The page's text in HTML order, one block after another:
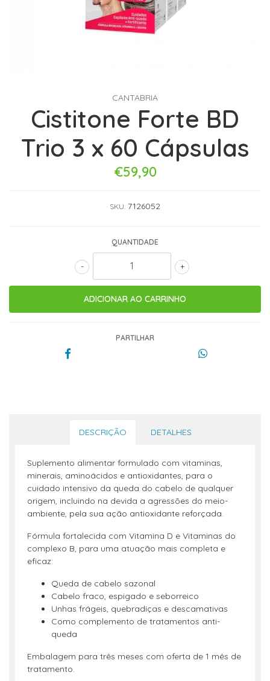
CANTABRIA
Cistitone Forte BD
Trio 3 x 60 Cápsulas
€59,90
SKU: 7126052
QUANTIDADE
+
-
PARTILHAR
DESCRIÇÃO DETALHES
Suplemento alimentar formulado com vitaminas,
minerais, aminoácidos e antioxidantes, para o
cuidado intensivo da queda do cabelo de qualquer
origem, incluindo na devida a agressões do meio-
ambiente, pela sua ação antioxidante reforçada.
Fórmula fortalecida com Vitamina D e Vitaminas do
complexo B, para uma atuação mais completa e
eficaz:
Queda de cabelo sazonal
Cabelo fraco, espigado e seborreico
Unhas frágeis, quebradiças e descamativas
Como complemento de tratamentos anti-
queda
Embalagem para três meses com oferta de 1 mês de
tratamento.